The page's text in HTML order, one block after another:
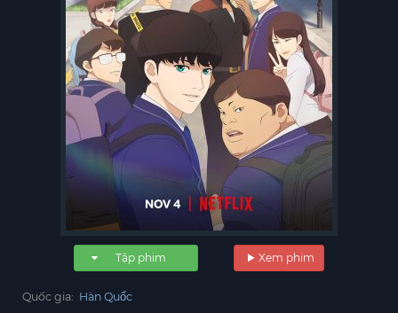
Xem phim
Tập phim
Quốc gia: Hàn Quốc